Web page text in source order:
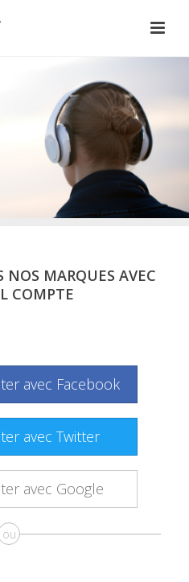
NOS MARQUES AVEC
COMPTE
avec Facebook
avec Twitter
avec Google
ou